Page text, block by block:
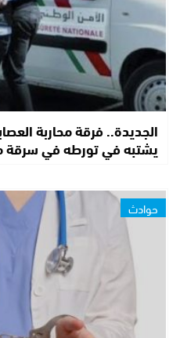
الجديدة.. فرقة محاربة
يشتبه في تورطه في
حوادث